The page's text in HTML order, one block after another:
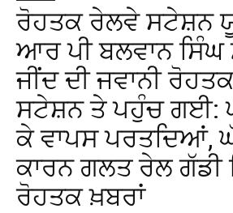
ਰੋਹਤਕ ਰੇਲਵੇ ਸਟੇਸ਼ਨ
ਆਰ ਪੀ ਬਲਵਾਨ ਸਿੰਘ
ਜੀਂਦ ਦੀ ਜਵਾਨੀ
ਸਟੇਸ਼ਨ ਤੇ ਪਹੁੰਚ ਗਈ:
ਕੇ ਵਾਪਸ ਪਰਤਦਿਆਂ,
ਕਾਰਨ ਗਲਤ ਰੇਲ ਗੱਡੀ
ਰੋਹਤਕ ਖ਼ਬਰਾਂ